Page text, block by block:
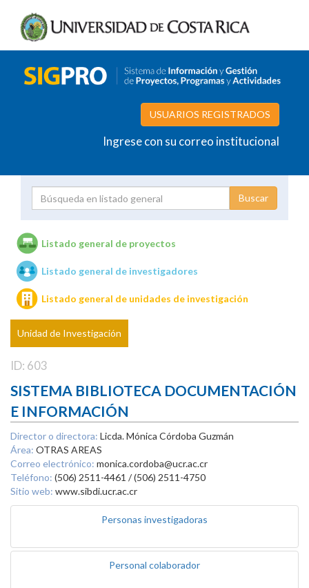
USUARIOS REGISTRADOS
Ingrese con su correo institucional
Unidades de investigación
Listado general de proyectos
Listado general de investigadores
Listado general de unidades de investigación
Unidad de Investigación
ID: 603
SISTEMA BIBLIOTECA DOCUMENTACIÓN
E INFORMACIÓN
Director o directora: Licda. Mónica Córdoba Guzmán
Área: OTRAS AREAS
Correo electrónico: monica.cordoba@ucr.ac.cr
Teléfono: (506) 2511-4461 / (506) 2511-4750
Sitio web: www.sibdi.ucr.ac.cr
Personas investigadoras
Personal colaborador